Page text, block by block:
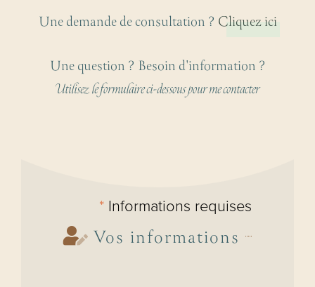
Une demande de consultation ? Cliquez ici
Une question ? Besoin d'information ?
Utilisez le formulaire ci-dessous pour me contacter
* Informations requises
Vos informations